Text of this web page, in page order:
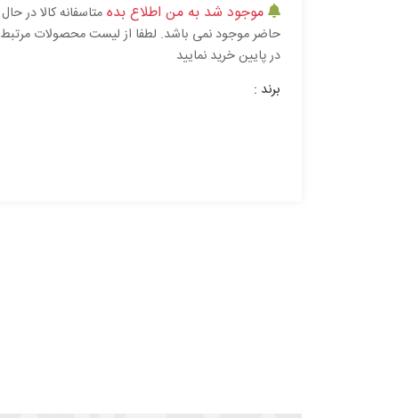
موجود شد به من اطلاع بده متاسفانه کالا در حال
حاضر موجود نمی باشد. لطفا از لیست محصولات مرتبط
در پایین خرید نمایید
برند :